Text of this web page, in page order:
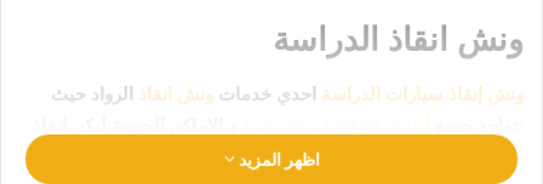
ونش انقاذ الدراسة
ونش إنقاذ سيارات الدراسة احدي خدمات ونش انقاذ الرواد حيث
سيارتك في امان تام وراحة رقم ونش انقاذ الدراسة
اظهر المزيد